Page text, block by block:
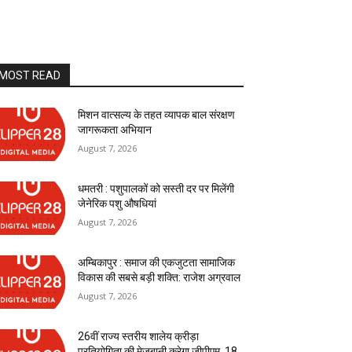
READ
मिशन वात्सल्य के तहत व्यापक बाल संरक्षण
जागरूकता अभियान
August 7, 2026
धमतरी : पशुपालकों को सस्ती दर पर मिलेंगी
जेनेरिक पशु औषधियां
August 7, 2026
अम्बिकापुर : समाज की एकजुटता सामाजिक
विकास की सबसे बड़ी शक्ति: राजेश अग्रवाल
August 7, 2026
26वीं राज्य स्तरीय शालेय क्रीड़ा